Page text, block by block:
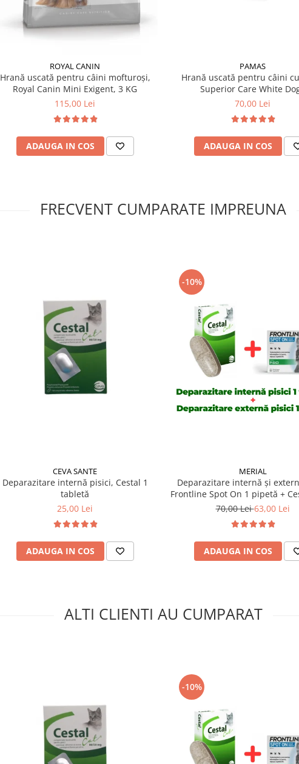
ROYAL CANIN
Hrană uscată pentru câini mofturoși,
Royal Canin Mini Exigent, 3 KG
115,00 Lei
ADAUGA IN COS
PAMAS
Hrană uscată pentru câini
Superior Care White
70,00 Lei
ADAUGA IN COS
FRECVENT CUMPARATE IMPREUNA
CEVA SANTE
Deparazitare internă pisici, Cestal 1
tabletă
25,00 Lei
ADAUGA IN COS
-10%
MERIAL
Deparazitare internă și
Frontline Spot On 1 pipetă +
tabletă
70,00 Lei63,00 Lei
ADAUGA IN COS
ALTI CLIENTI AU CUMPARAT
-10%